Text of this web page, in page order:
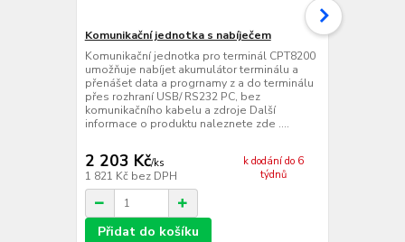
Komunikační jednotka s nabíječem
Komunikační jednotka pro terminál CPT8200
umožňuje nabíjet akumulátor terminálu a
přenášet data a progrnamy z a do terminálu
přes rozhraní USB/ RS232 PC, bez
komunikačního kabelu a zdroje Další
informace o produktu naleznete zde ....
2 203 Kč/ks
1 821 Kč bez DPH
k dodání do 6
týdnů
Přidat do košíku